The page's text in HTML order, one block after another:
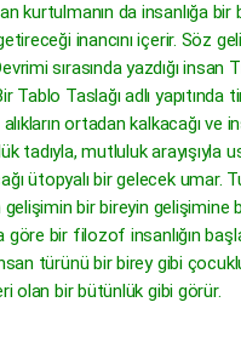
kurtulmanın da insanlığa
inancını içerir. Söz
sırasında yazdığı insan
Tablo Taslağı adlı yapıtında
ortadan kalkacağı ve
tadıyla, mutluluk arayışıyla
ütopyalı bir gelecek umar.
gelişimin bir bireyin gelişimine
göre bir filozof insanlığın
türünü bir birey gibi
olan bir bütünlük gibi görür.